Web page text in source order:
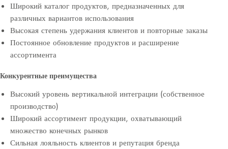
Широкий каталог продуктов, предназначенных для
различных вариантов использования
Высокая степень удержания клиентов и повторные заказы
Постоянное обновление продуктов и расширение
ассортимента
Конкурентные преимущества
Высокий уровень вертикальной интеграции (собственное
производство)
Широкий ассортимент продукции, охватывающий
множество конечных рынков
Сильная лояльность клиентов и репутация бренда